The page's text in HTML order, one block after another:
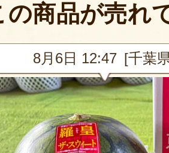
の商品が売れ
8月6日 12:47 [千葉